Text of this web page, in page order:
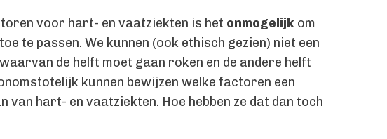
voor hart- en vaatziekten is het onmogelijk om
te passen. We kunnen (ook ethisch gezien) niet een
de helft moet gaan roken en de andere helft
kunnen bewijzen welke factoren een
van hart- en vaatziekten. Hoe hebben ze dat dan toch